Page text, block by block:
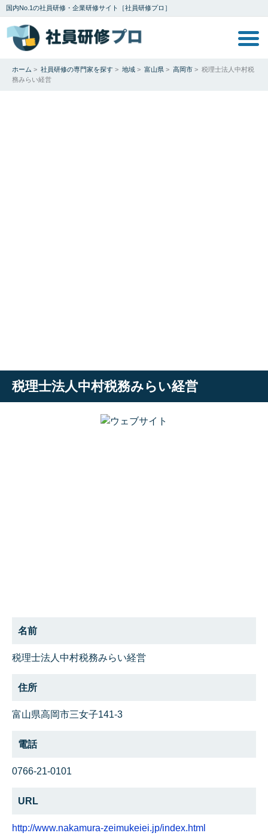
国内No.1の社員研修・企業研修サイト［社員研修プロ］
ホーム > 社員研修の専門家を探す > 地域 > 富山県 > 高岡市 > 税理士法人中村税
務みらい経営
税理士法人中村税務みらい経営
名前
税理士法人中村税務みらい経営
住所
富山県高岡市三女子141-3
電話
0766-21-0101
URL
http://www.nakamura-zeimukeiei.jp/index.html